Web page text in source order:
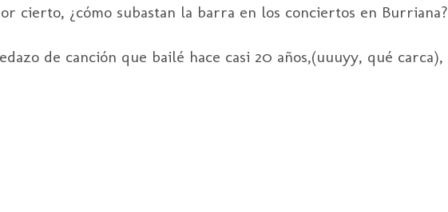
cierto, ¿cómo subastan la barra en los conciertos en Burriana?
de canción que bailé hace casi 20 años,(uuuyy, qué carca),